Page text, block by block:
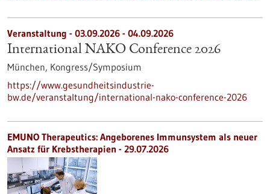
Veranstaltung - 03.09.2026 - 04.09.2026
International NAKO Conference 2026
München, Kongress/Symposium
https://www.gesundheitsindustrie-
bw.de/veranstaltung/international-nako-conference-2026
EMUNO Therapeutics: Angeborenes Immunsystem als neuer
Ansatz für Krebstherapien - 29.07.2026